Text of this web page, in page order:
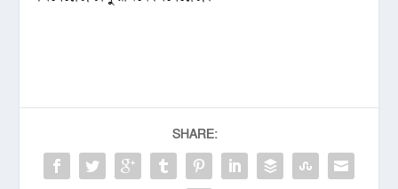
SHARE: